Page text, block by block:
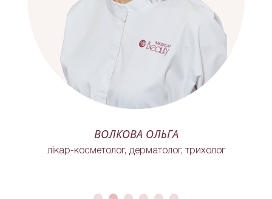
ВОЛКОВА ОЛЬГА
лікар-косметолог, дерматолог, трихолог